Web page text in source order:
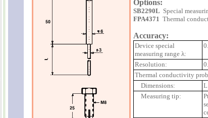
Options:
SB2290L Special
FPA4371 Thermal
Accuracy:
Device special
measuring range λ:
Resolution:
Thermal conductivity
Dimensions:
L
Measuring tip: